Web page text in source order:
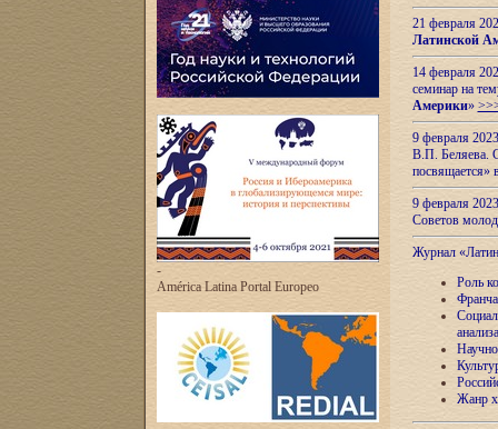
-
América Latina Portal Europeo
21 февраля
Латинской
14 февраля
семинар на
Америки»
9 февраля
В.П. Беляева.
посвящается»
9 февраля
Советов
Журнал
Роль
анализа
Жанр